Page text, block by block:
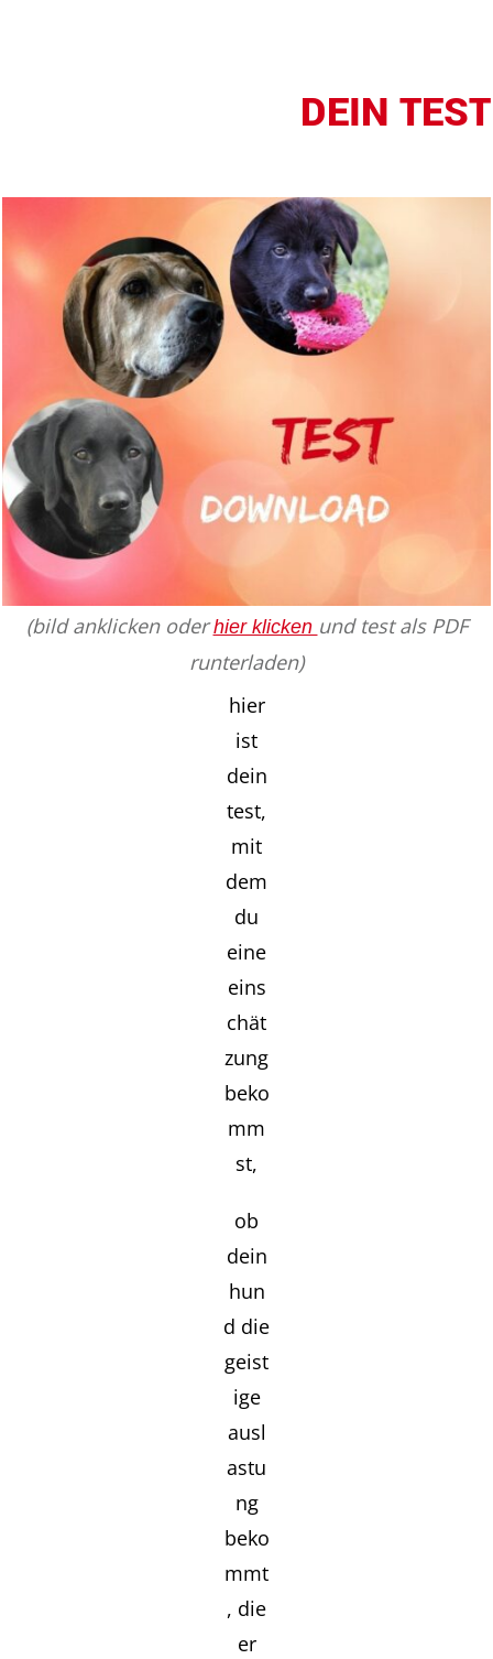
DEIN TEST
(bild anklicken oderhier klicken und test als PDF
runterladen)
hier
ist
dein
test,
mit
dem
du
eine
eins
chät
zung
beko
mm
st,
ob
dein
hun
d die
geist
ige
ausl
astu
ng
beko
mmt
, die
er